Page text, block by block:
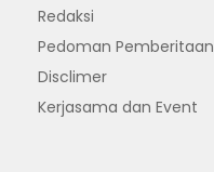
Redaksi
Pedoman Pemberitaan
Disclimer
Kerjasama dan Event